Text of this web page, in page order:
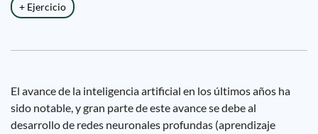
+ Ejercicio
El avance de la inteligencia artificial en los últimos años ha
sido notable, y gran parte de este avance se debe al
desarrollo de redes neuronales profundas (aprendizaje